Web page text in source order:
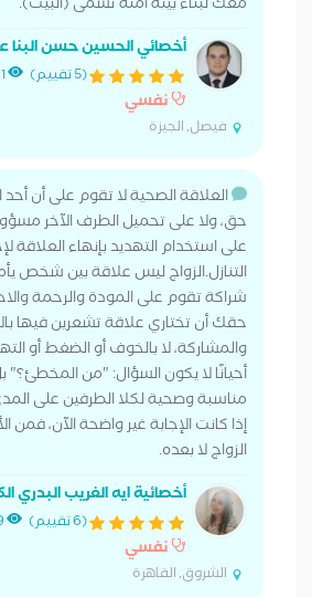
معك لبناء بيئة آمنة تسمى (البيت).
أخصائي الحسين حسن البنا
(5 تقييم)
نفسي
فيصل, الجيزة
العلاقة الصحية لا تقوم على أن أحد
حق، ولا على تحميل الطرف الآخر
على استخدام التهديد بإنهاء العلاقة
التنازل.الزواج ليس علاقة بين شخص
شراكة تقوم على المودة والرحمة
حقك أن تختاري علاقة تشعرين فيها
والمشاركة، لا بالخوف أو الضغط أو
أحيانًا لا يكون السؤال: "من
مناسبة وصحية لكلا الطرفين على
إذا كانت الإجابة غير واضحة الآن،
الزواج لا بعده.
أخصائية ايه الغريب البدري
(6 تقييم)
نفسي
الشروق, القاهرة